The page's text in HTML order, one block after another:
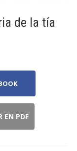
de la tía
EN PDF